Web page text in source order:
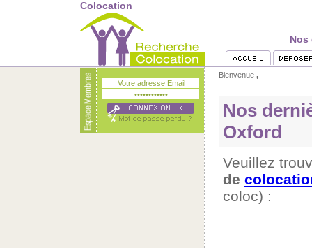
Colocation
Nos
Bienvenue ,
Nos
Oxford
Veuillez
de
coloc) :